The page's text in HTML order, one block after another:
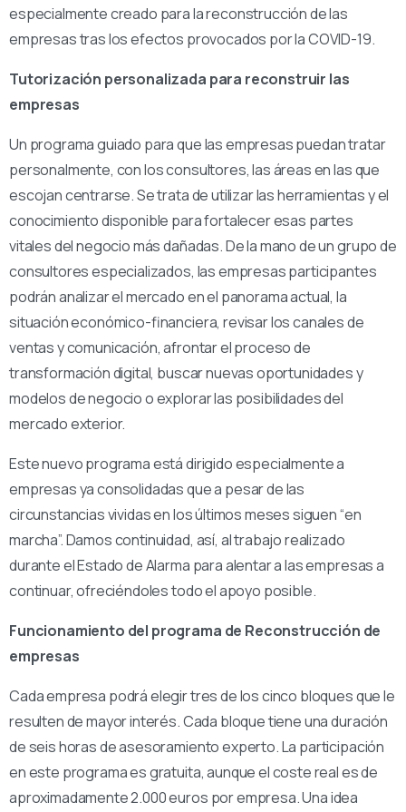
especialmente creado para la reconstrucción de las
empresas tras los efectos provocados por la COVID-19.
Tutorización personalizada para reconstruir las
empresas
Un programa guiado para que las empresas puedan tratar
personalmente, con los consultores, las áreas en las que
escojan centrarse. Se trata de utilizar las herramientas y el
conocimiento disponible para fortalecer esas partes
vitales del negocio más dañadas. De la mano de un grupo de
consultores especializados, las empresas participantes
podrán analizar el mercado en el panorama actual, la
situación económico-financiera, revisar los canales de
ventas y comunicación, afrontar el proceso de
transformación digital, buscar nuevas oportunidades y
modelos de negocio o explorar las posibilidades del
mercado exterior.
Este nuevo programa está dirigido especialmente a
empresas ya consolidadas que a pesar de las
circunstancias vividas en los últimos meses siguen “en
marcha”. Damos continuidad, así, al trabajo realizado
durante el Estado de Alarma para alentar a las empresas a
continuar, ofreciéndoles todo el apoyo posible.
Funcionamiento del programa de Reconstrucción de
empresas
Cada empresa podrá elegir tres de los cinco bloques que le
resulten de mayor interés. Cada bloque tiene una duración
de seis horas de asesoramiento experto. La participación
en este programa es gratuita, aunque el coste real es de
aproximadamente 2.000 euros por empresa. Una idea